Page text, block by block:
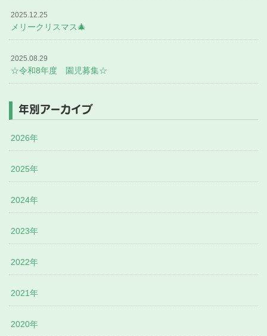
2025.12.25
メリークリスマス🎄
2025.08.29
☆令和8年度 園児募集☆
年別アーカイブ
2026年
2025年
2024年
2023年
2022年
2021年
2020年